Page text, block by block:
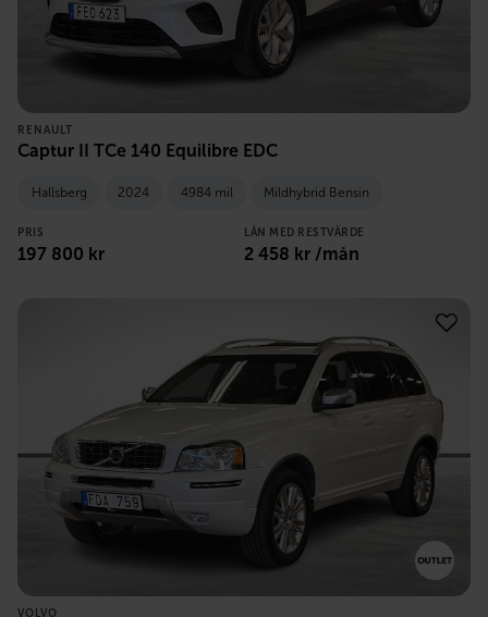
RENAULT
Captur II TCe 140 Equilibre EDC
Hallsberg 2024 4984 mil Mildhybrid Bensin
PRIS
197 800 kr
LÅN MED RESTVÄRDE
2 458 kr /mån
VOLVO